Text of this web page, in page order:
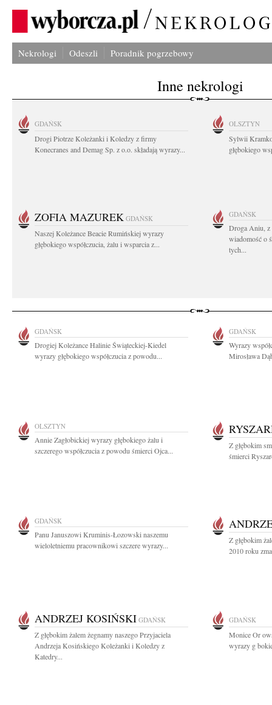
Nekrologi Odeszli Poradnik pogrzebowy
Inne nekrologi
GDAŃSK
Drogi Piotrze Koleżanki i Koledzy z firmy
Konecranes and Demag Sp. z o.o. składają wyrazy...
OLSZTYN
Sylwii
głębokiego
ZOFIA MAZUREK GDAŃSK
Naszej Koleżance Beacie Rumińskiej wyrazy
głębokiego współczucia, żalu i wsparcia z...
GDAŃSK
Droga Aniu, z
wiadomość o
tych...
GDAŃSK
Drogiej Koleżance Halinie Świąteckiej-Kiedel
wyrazy głębokiego współczucia z powodu...
GDAŃSK
Wyrazy
Mirosława
OLSZTYN
Annie Zagłobickiej wyrazy głębokiego żalu i
szczerego współczucia z powodu śmierci Ojca...
Z głębokim
śmierci
GDAŃSK
Panu Januszowi Kruminis-Łozowski naszemu
wieloletniemu pracownikowi szczere wyrazy...
Z głębokim
2010 roku
ANDRZEJ KOSIŃSKI GDAŃSK
Z głębokim żalem żegnamy naszego Przyjaciela
Andrzeja Kosińskiego Koleżanki i Koledzy z
Katedry...
GDAŃSK
Monice Or
wyrazy g